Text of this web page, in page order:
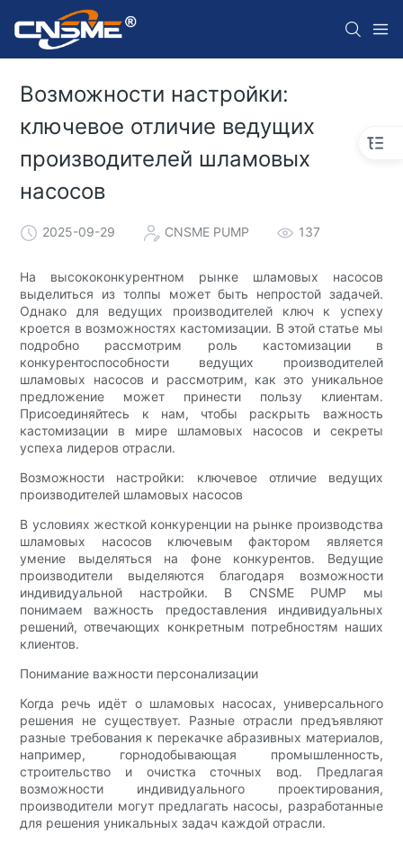
Возможности настройки:
ключевое отличие ведущих
производителей шламовых
насосов
2025-09-29 CNSME PUMP 137
На высококонкурентном рынке шламовых насосов
выделиться из толпы может быть непростой задачей.
Однако для ведущих производителей ключ к успеху
кроется в возможностях кастомизации. В этой статье мы
подробно рассмотрим роль кастомизации в
конкурентоспособности ведущих производителей
шламовых насосов и рассмотрим, как это уникальное
предложение может принести пользу клиентам.
Присоединяйтесь к нам, чтобы раскрыть важность
кастомизации в мире шламовых насосов и секреты
успеха лидеров отрасли.
Возможности настройки: ключевое отличие ведущих
производителей шламовых насосов
В условиях жесткой конкуренции на рынке производства
шламовых насосов ключевым фактором является
умение выделяться на фоне конкурентов. Ведущие
производители выделяются благодаря возможности
индивидуальной настройки. В CNSME PUMP мы
понимаем важность предоставления индивидуальных
решений, отвечающих конкретным потребностям наших
клиентов.
Понимание важности персонализации
Когда речь идёт о шламовых насосах, универсального
решения не существует. Разные отрасли предъявляют
разные требования к перекачке абразивных материалов,
например, горнодобывающая промышленность,
строительство и очистка сточных вод. Предлагая
возможности индивидуального проектирования,
производители могут предлагать насосы, разработанные
для решения уникальных задач каждой отрасли.